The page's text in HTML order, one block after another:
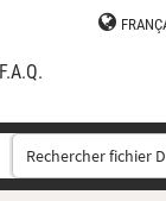
F.A.Q.
Rechercher fichier